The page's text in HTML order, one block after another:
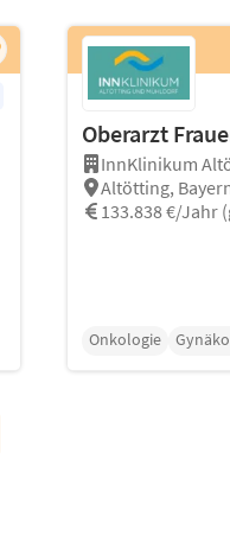
Oberarzt
InnKlinikum
Altötting,
133.838 €/Jahr
Onkologie